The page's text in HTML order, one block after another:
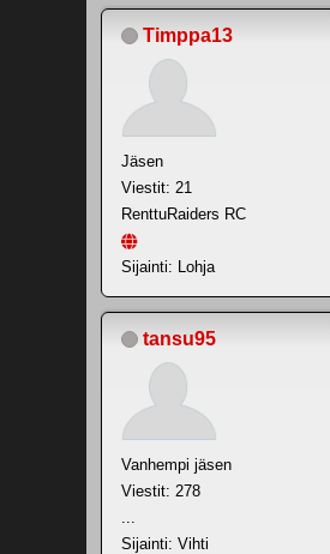
Timppa13
Jäsen
Viestit: 21
RenttuRaiders RC
Sijainti: Lohja
tansu95
Vanhempi jäsen
Viestit: 278
Sijainti: Vihti